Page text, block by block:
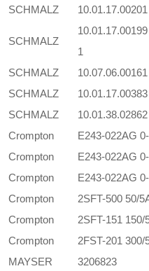
SCHMALZ
SCHMALZ
1
SCHMALZ
SCHMALZ
SCHMALZ
Crompton
E243-022AG
Crompton
E243-022AG
Crompton
E243-022AG
Crompton
2SFT-500 50/
Crompton
2SFT-151 150/
Crompton
2FST-201 300/
MAYSER
3206823